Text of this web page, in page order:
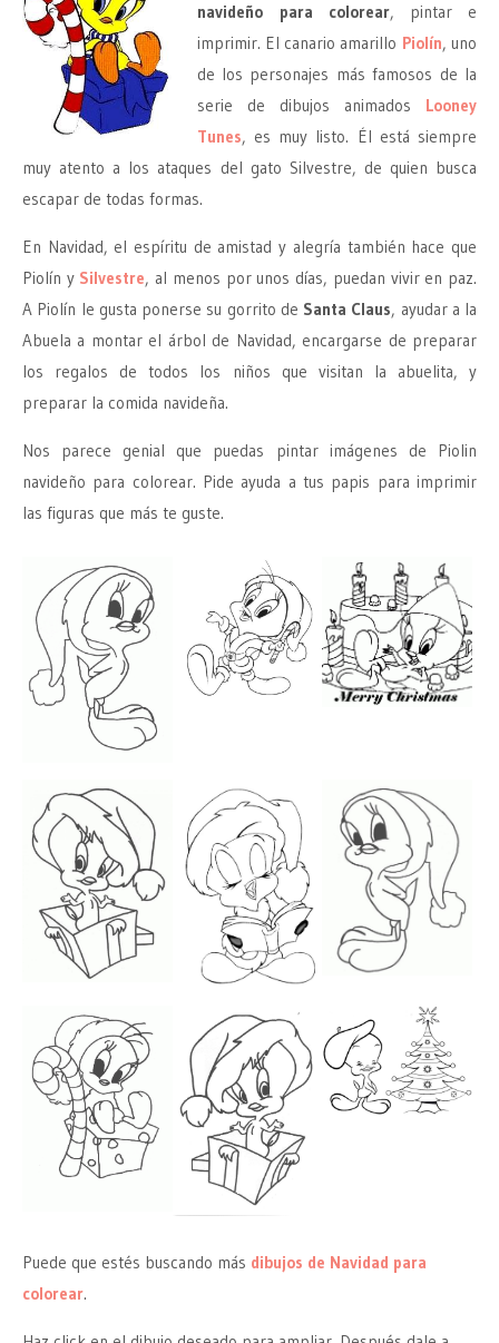
navideño para colorear, pintar e
imprimir. El canario amarillo Piolín, uno
de los personajes más famosos de la
serie de dibujos animados Looney
Tunes, es muy listo. Él está siempre
muy atento a los ataques del gato Silvestre, de quien busca
escapar de todas formas.
En Navidad, el espíritu de amistad y alegría también hace que
Piolín y Silvestre, al menos por unos días, puedan vivir en paz.
A Piolín le gusta ponerse su gorrito de Santa Claus, ayudar a la
Abuela a montar el árbol de Navidad, encargarse de preparar
los regalos de todos los niños que visitan la abuelita, y
preparar la comida navideña.
Nos parece genial que puedas pintar imágenes de Piolin
navideño para colorear. Pide ayuda a tus papis para imprimir
las figuras que más te guste.
Puede que estés buscando más dibujos de Navidad para
colorear.